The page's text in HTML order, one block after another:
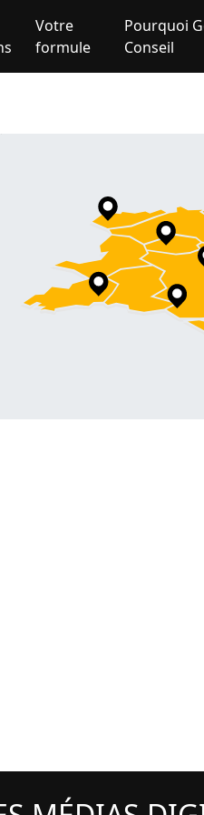
Votre
formule
Pourquoi
Conseil